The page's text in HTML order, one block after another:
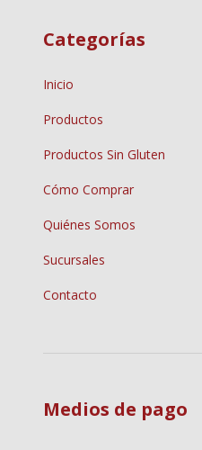
Categorías
Inicio
Productos
Productos Sin Gluten
Cómo Comprar
Quiénes Somos
Sucursales
Contacto
Medios de pago